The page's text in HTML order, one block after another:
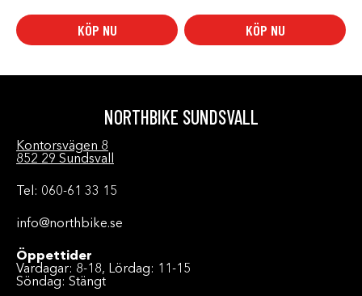
KÖP NU KÖP NU
NORTHBIKE SUNDSVALL
Kontorsvägen 8
852 29 Sundsvall
Tel: 060-61 33 15
info@northbike.se
Öppettider
Vardagar: 8-18, Lördag: 11-15
Söndag: Stängt